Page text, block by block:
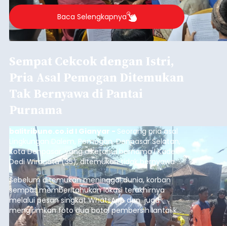
2026.
Baca Selengkapnya
Sempat Cekcok dengan Istri,
Pria Asal Pemogan Ditemukan
Tak Bernyawa di Pantai
Purnama
balitribune.co.id I Gianyar - Seorang pria asal
Lingkungan Dalem, Pemogan, Denpasar Selatan,
Kota Denpasar, yang diketahui bernama I Kadek
Dedi Wiranata (35), ditemukan tidak bernyawa di
pesisir Pantai Purnama, Sukawati.
Sebelum ditemukan meninggal dunia, korban
sempat memberitahukan lokasi terakhirnya
melalui pesan singkat WhatsApp dan juga
mengirimkan foto dua botol pembersih lantai ke
istrinya.